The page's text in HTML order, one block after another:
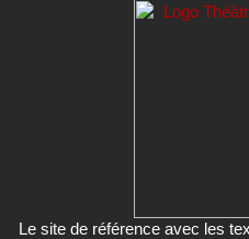
Le site de référence avec les